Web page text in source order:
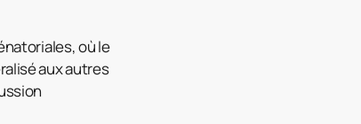
où le
aux autres